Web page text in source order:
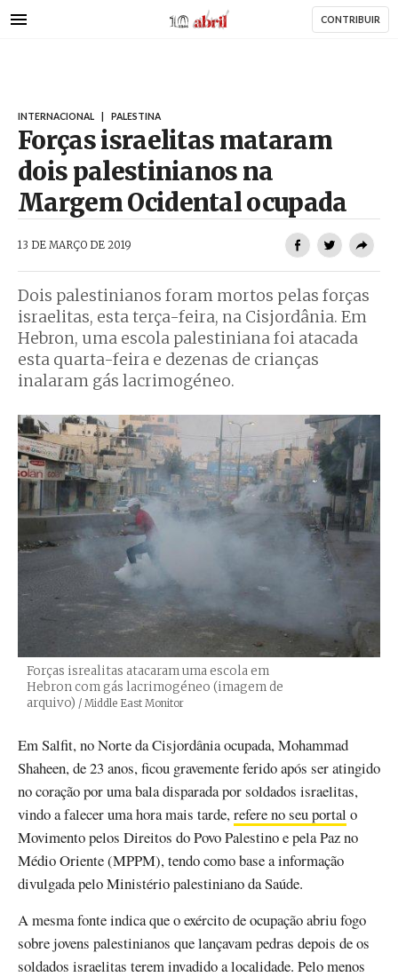
para
AbrilAbril CONTRIBUIR
INTERNACIONAL PALESTINA
Forças israelitas mataram
dois palestinianos na
Margem Ocidental ocupada
13 DE MARÇO DE 2019
Dois palestinianos foram mortos pelas forças
israelitas, esta terça-feira, na Cisjordânia. Em
Hebron, uma escola palestiniana foi atacada
esta quarta-feira e dezenas de crianças
inalaram gás lacrimogéneo.
Forças isrealitas atacaram uma escola em
Hebron com gás lacrimogéneo (imagem de
arquivo) Créditos
/ Middle East Monitor
Em Salfit, no Norte da Cisjordânia ocupada, Mohammad
Shaheen, de 23 anos, ficou gravemente ferido após ser atingido
no coração por uma bala disparada por soldados israelitas,
vindo a falecer uma hora mais tarde,refere no seu portal o
Movimento pelos Direitos do Povo Palestino e pela Paz no
Médio Oriente (MPPM), tendo como base a informação
divulgada pelo Ministério palestiniano da Saúde.
A mesma fonte indica que o exército de ocupação abriu fogo
sobre jovens palestinianos que lançavam pedras depois de os
soldados israelitas terem invadido a localidade. Pelo menos